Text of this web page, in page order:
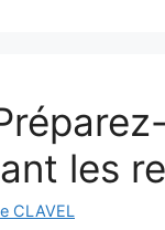
les
CLAVEL